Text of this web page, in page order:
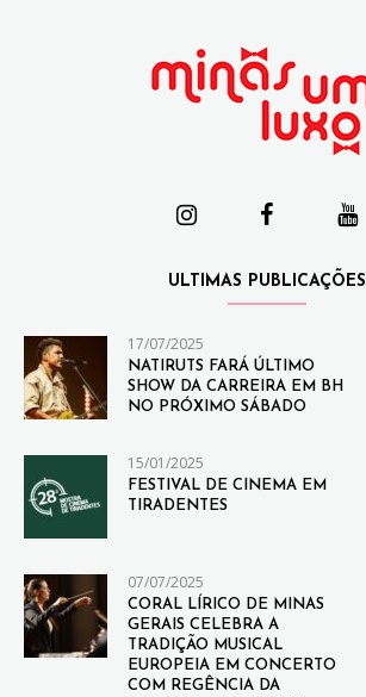
ULTIMAS PUBLICAÇÕES
17/07/2025
NATIRUTS FARÁ ÚLTIMO
SHOW DA CARREIRA EM BH
NO PRÓXIMO SÁBADO
15/01/2025
FESTIVAL DE CINEMA EM
TIRADENTES
07/07/2025
CORAL LÍRICO DE MINAS
GERAIS CELEBRA A
TRADIÇÃO MUSICAL
EUROPEIA EM CONCERTO
COM REGÊNCIA DA